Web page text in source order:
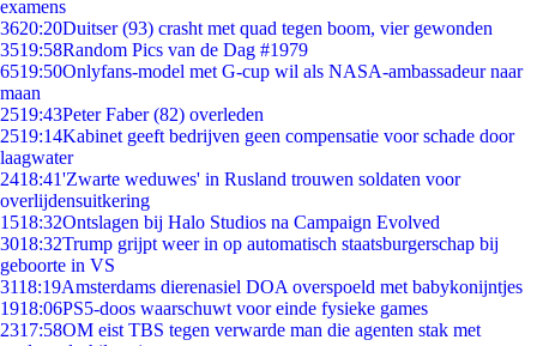
examens
3620:20Duitser (93) crasht met quad tegen boom, vier gewonden
3519:58Random Pics van de Dag #1979
6519:50Onlyfans-model met G-cup wil als NASA-ambassadeur naar
maan
2519:43Peter Faber (82) overleden
2519:14Kabinet geeft bedrijven geen compensatie voor schade door
laagwater
2418:41'Zwarte weduwes' in Rusland trouwen soldaten voor
overlijdensuitkering
1518:32Ontslagen bij Halo Studios na Campaign Evolved
3018:32Trump grijpt weer in op automatisch staatsburgerschap bij
geboorte in VS
3118:19Amsterdams dierenasiel DOA overspoeld met babykonijntjes
1918:06PS5-doos waarschuwt voor einde fysieke games
2317:58OM eist TBS tegen verwarde man die agenten stak met